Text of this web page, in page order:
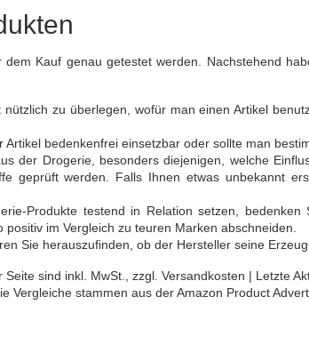
dem Kauf genau getestet werden. Nachstehend
nützlich zu überlegen, wofür man einen Artikel
Artikel bedenkenfrei einsetzbar oder sollte man
der Drogerie, besonders diejenigen, welche
geprüft werden. Falls Ihnen etwas unbekannt
Produkte testend in Relation setzen,
im Vergleich zu teuren Marken abschneiden.
Sie herauszufinden, ob der Hersteller seine
Seite sind inkl. MwSt., zzgl. Versandkosten | Letzte
Vergleiche stammen aus der Amazon Product